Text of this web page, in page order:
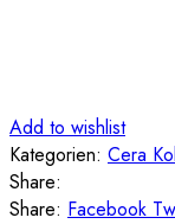
Add to wishlist
Kategorien: Cera
Share:
Share: Facebook